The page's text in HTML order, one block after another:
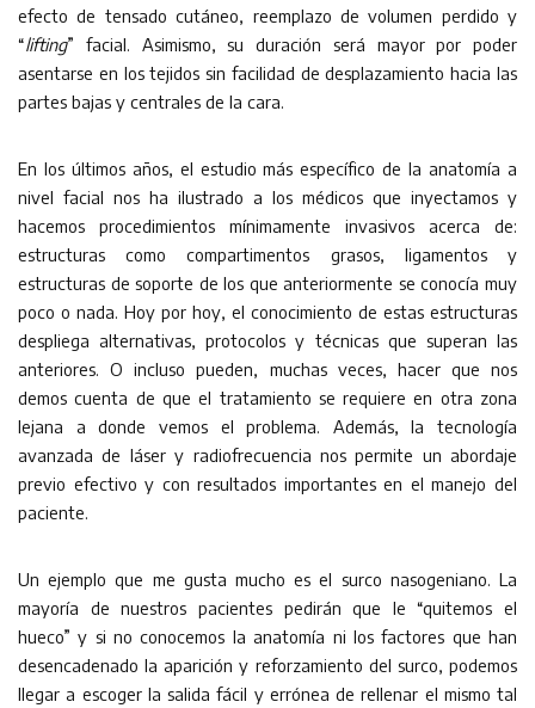
efecto de tensado cutáneo, reemplazo de volumen perdido y
“lifting” facial. Asimismo, su duración será mayor por poder
asentarse en los tejidos sin facilidad de desplazamiento hacia las
partes bajas y centrales de la cara.
En los últimos años, el estudio más específico de la anatomía a
nivel facial nos ha ilustrado a los médicos que inyectamos y
hacemos procedimientos mínimamente invasivos acerca de:
estructuras como compartimentos grasos, ligamentos y
estructuras de soporte de los que anteriormente se conocía muy
poco o nada. Hoy por hoy, el conocimiento de estas estructuras
despliega alternativas, protocolos y técnicas que superan las
anteriores. O incluso pueden, muchas veces, hacer que nos
demos cuenta de que el tratamiento se requiere en otra zona
lejana a donde vemos el problema. Además, la tecnología
avanzada de láser y radiofrecuencia nos permite un abordaje
previo efectivo y con resultados importantes en el manejo del
paciente.
Un ejemplo que me gusta mucho es el surco nasogeniano. La
mayoría de nuestros pacientes pedirán que le “quitemos el
hueco” y si no conocemos la anatomía ni los factores que han
desencadenado la aparición y reforzamiento del surco, podemos
llegar a escoger la salida fácil y errónea de rellenar el mismo tal